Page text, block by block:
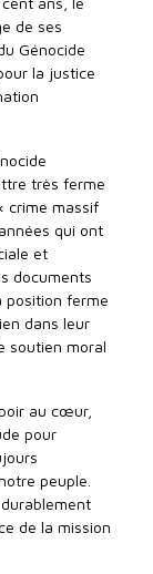
de ses
Génocide
la justice
très ferme
crime massif
qui ont
et
documents
position ferme
dans leur
soutien moral
au cœur,
pour
peuple.
de la mission